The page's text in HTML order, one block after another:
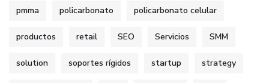
pmma policarbonato policarbonato celular
productos retail SEO Servicios SMM
solution soportes rígidos startup strategy